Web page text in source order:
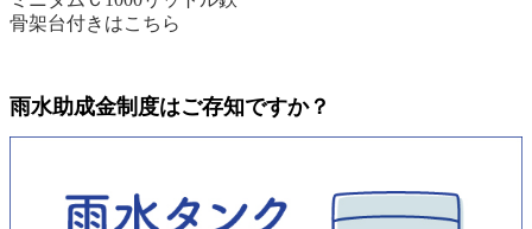
骨架台付きはこちら
雨水助成金制度はご存知ですか？